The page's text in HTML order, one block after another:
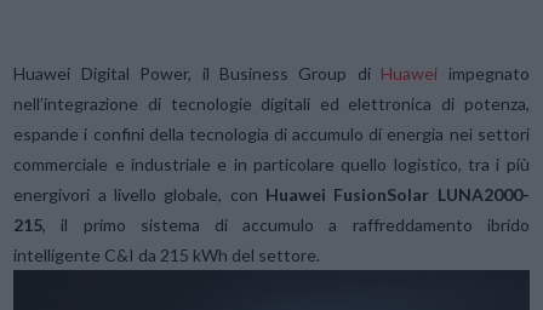
Huawei Digital Power, il Business Group di Huawei impegnato
nell’integrazione di tecnologie digitali ed elettronica di potenza,
espande i confini della tecnologia di accumulo di energia nei settori
commerciale e industriale e in particolare quello logistico, tra i più
energivori a livello globale, con Huawei FusionSolar LUNA2000-
215, il primo sistema di accumulo a raffreddamento ibrido
intelligente C&I da 215 kWh del settore.